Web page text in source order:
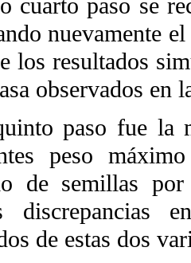
nuevamente
los resultados
observados en
paso fue la
peso
de semillas
discrepancias
de estas dos